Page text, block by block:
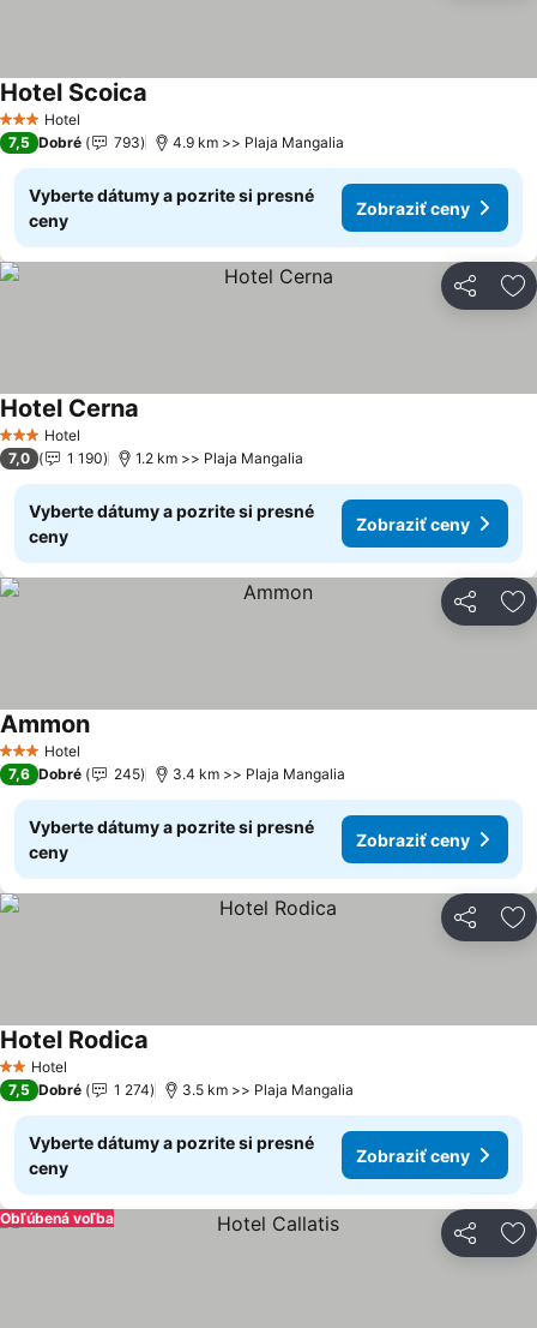
3 Počet hviezdičiek
Hotel
Hotel Scoica
7,5 Dobré 793 4.9 km >> Plaja Mangalia
Vyberte dátumy a pozrite si presné
ceny
Zobraziť ceny
Zdieľať
3 Počet hviezdičiek
Hotel
Hotel Cerna
7,0 1 190 1.2 km >> Plaja Mangalia
Vyberte dátumy a pozrite si presné
ceny
Zobraziť ceny
Zdieľať
3 Počet hviezdičiek
Hotel
AmmonZobraziť ceny
7,6 Dobré 245 3.4 km >> Plaja Mangalia
Vyberte dátumy a pozrite si presné
ceny
Zobraziť ceny
Zdieľať
2 Počet hviezdičiek
Hotel
Hotel Rodica
7,5 Dobré 1 274 3.5 km >> Plaja Mangalia
Vyberte dátumy a pozrite si presné
ceny
Zobraziť ceny
Zdieľať
Obľúbená voľba